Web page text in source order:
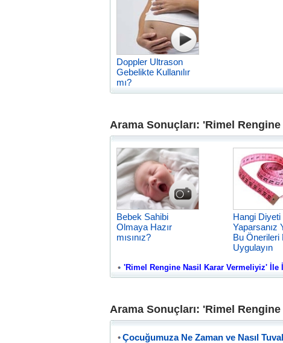
Doppler Ultrason
Gebelikte Kullanılır
mı?
Arama Sonuçları: 'Rimel
Bebek Sahibi
Olmaya Hazır
mısınız?
Hangi Diyeti
Yaparsanız
Bu Önerileri
Uygulayın
'Rimel Rengine Nasil Karar Vermeliyiz'
Arama Sonuçları: 'Rimel
Çocuğumuza Ne Zaman ve Nasıl